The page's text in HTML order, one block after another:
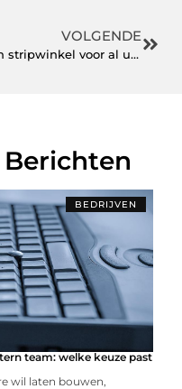
VOLGENDE
Een stripwinkel voor al uw favoriete stripboeken
BEDRIJVEN
team: welke keuze past
wil laten bouwen,